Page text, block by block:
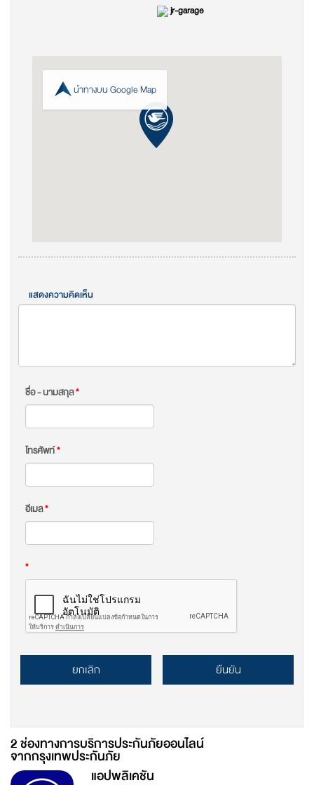
jr-garage
นำทางบน Google Map
แสดงความคิดเห็น
ชื่อ - นามสกุล*
โทรศัพท์*
อีเมล*
*
ยกเลิก ยืนยัน
2 ช่องทางการบริการประกันภัยออนไลน์
จากกรุงเทพประกันภัย
แอปพลิเคชัน